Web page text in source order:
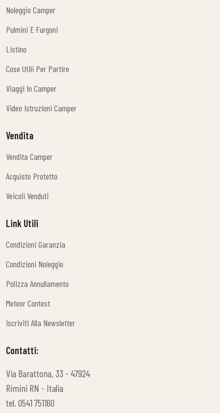
Noleggio Camper
Pulmini E Furgoni
Listino
Cose Utili Per Partire
Viaggi In Camper
Video Istruzioni Camper
Vendita
Vendita Camper
Acquisto Protetto
Veicoli Venduti
Link Utili
Condizioni Garanzia
Condizioni Noleggio
Polizza Annullamento
Meteor Contest
Iscriviti Alla Newsletter
Contatti:
Via Barattona, 33 - 47924
Rimini RN - Italia
tel. 0541 751160